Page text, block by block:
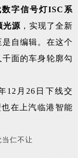
字信号灯ISC系
光源 ，实现了全新
自编辑。在这个
面的车身轮廓勾
12月26日 下线交
在上汽临港智能